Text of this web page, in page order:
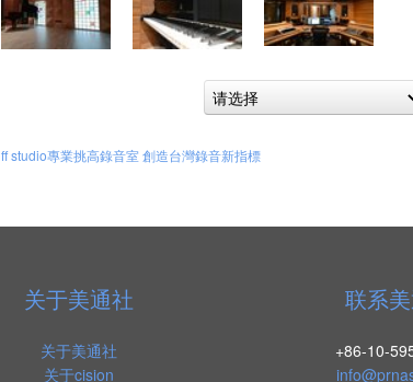
ff studio專業挑高錄音室 創造台灣錄音新指標
关于美通社
关于美通社
关于cision
联系
+86-10-